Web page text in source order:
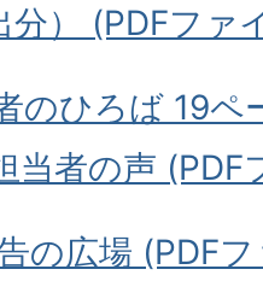
分） (PDFファ
のひろば 19ペ
当者の声 (PDF
の広場 (PDF